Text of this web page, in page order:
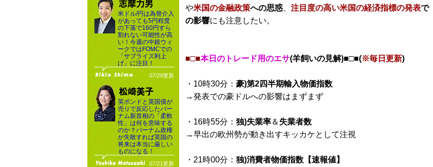
や米国の金融政策への思惑 注目度の高い米国の経済指標の発表で
の影響にも注意したい。
■□■本日のトレード用のエサ(羊飼いの見解)■□■(※毎日更新)
・10時30分： 豪)第2四半期輸入物価指数
→発表での豪ドルへの影響はまずまず
・16時55分： 独)失業率＆ 失業者数
→早出の欧州勢が動き出すキッカケとして注視
・21時00分： 独)消費者物価指数【速報値】
米ドル/円は為替介入
があっても5円程度
の下落で160円すら
割れない可能性が高
い！今週の中銀ウィ
ークではFOMCでの
「サプライズ利上
げ」に注目！
07/29更新
英ポンドと英国債が
売りで反応したバー
ナム新首相の「柔軟
性」は何を意味する
のか？バーナム政権
が失敗すれば英国の
将来は本当に厳しい
ものになる！
07/21更新